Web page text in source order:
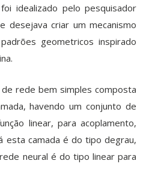
idealizado pelo pesquisador
desejava criar um mecanismo
geometricos inspirado
rede bem simples composta
havendo um conjunto de
linear, para acoplamento,
esta camada é do tipo degrau,
neural é do tipo linear para